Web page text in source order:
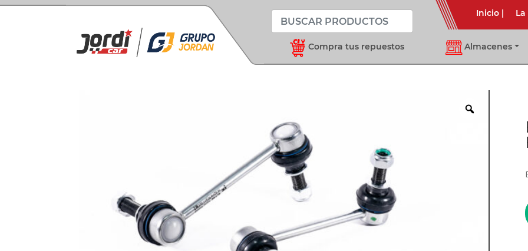
Inicio|
Compra tus repuestos Almacenes